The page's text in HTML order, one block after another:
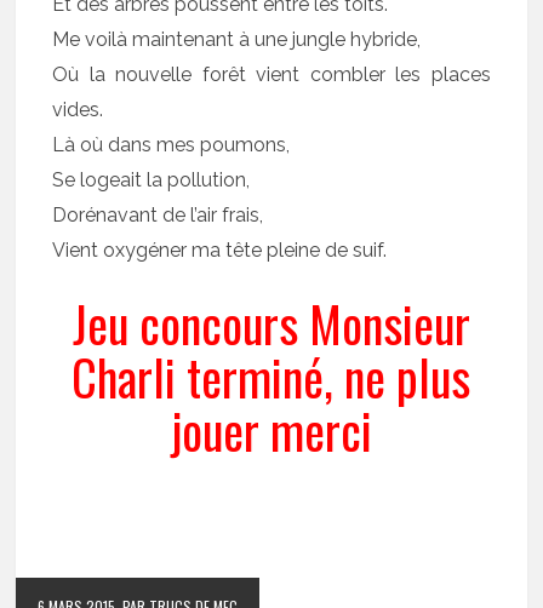
Me voilà maintenant à une jungle hybride,
Où la nouvelle forêt vient combler les places
vides.
Là où dans mes poumons,
Se logeait la pollution,
Dorénavant de l’air frais,
Vient oxygéner ma tête pleine de suif.
Jeu concours Monsieur
Charli terminé, ne plus
jouer merci